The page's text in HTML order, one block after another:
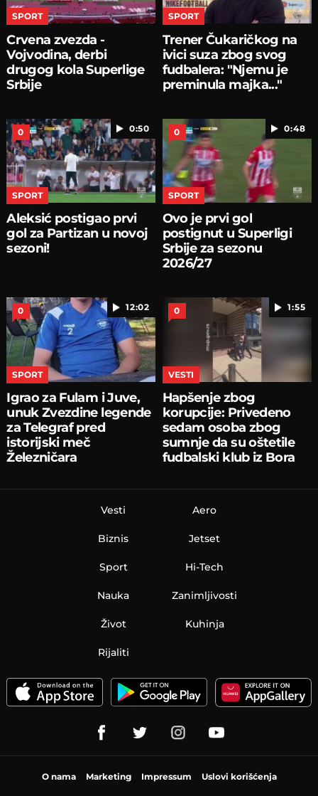
SPORT
Crvena zvezda -
Vojvodina, derbi
drugog kola Superlige
Srbije
SPORT
Trener Čukaričkog na
ivici suza zbog svog
fudbalera: "Njemu je
preminula majka..."
0:50
0
SPORT
Aleksić postigao prvi
gol za Partizan u novoj
sezoni!
0:48
0
SPORT
Ovo je prvi gol
postignut u Superligi
Srbije za sezonu
2026/27
12:02
0
SPORT
Igrao za Fulam i Juve,
unuk Zvezdine legende
za Telegraf pred
istorijski meč
Železničara
1:55
0
VESTI
Hapšenje zbog
korupcije: Privedeno
sedam osoba zbog
sumnje da su oštetile
fudbalski klub iz Bora
Vesti
Biznis
Sport
Nauka
Aero
Jetset
Hi-Tech
Zanimljivosti
Život Kuhinja
Rijaliti
O nama Marketing Impressum Uslovi korišćenja